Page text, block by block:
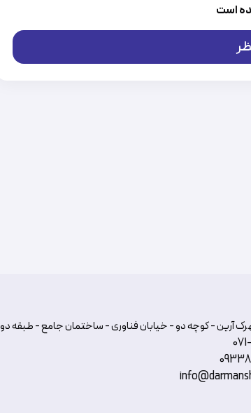
است
آرین - کوچه دو - خیابان فناوری - ساختمان جامع - طبقه دو